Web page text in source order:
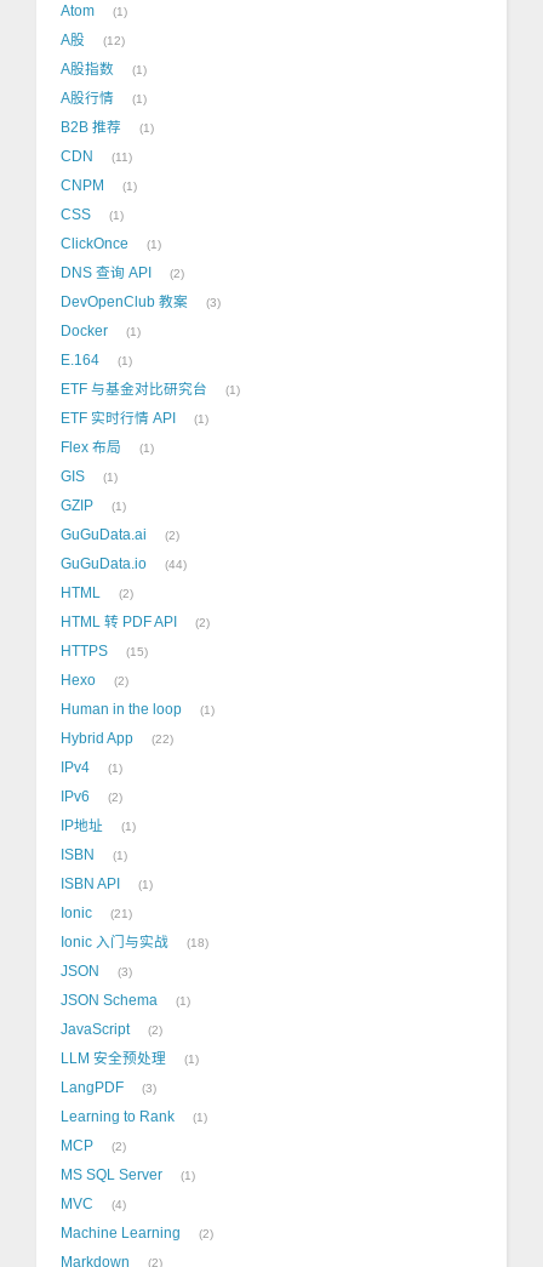
Atom 1
A股 12
A股指数 1
A股行情 1
B2B 推荐 1
CDN 11
CNPM 1
CSS 1
ClickOnce 1
DNS 查询 API 2
DevOpenClub 教案 3
Docker 1
E.164 1
ETF 与基金对比研究台 1
ETF 实时行情 API 1
Flex 布局 1
GIS 1
GZIP 1
GuGuData.ai 2
GuGuData.io 44
HTML 2
HTML 转 PDF API 2
HTTPS 15
Hexo 2
Human in the loop 1
Hybrid App 22
IPv4 1
IPv6 2
IP地址 1
ISBN 1
ISBN API 1
Ionic 21
Ionic 入门与实战 18
JSON 3
JSON Schema 1
JavaScript 2
LLM 安全预处理 1
LangPDF 3
Learning to Rank 1
MCP 2
MS SQL Server 1
MVC 4
Machine Learning 2
Markdown 2